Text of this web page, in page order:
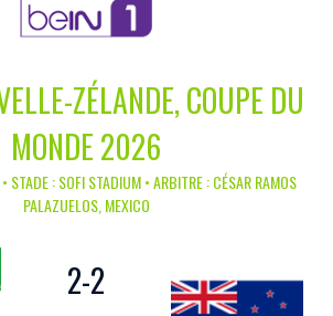
ZÉLANDE, COUPE DU
MONDE 2026
STADE : SOFI STADIUM • ARBITRE : CÉSAR RAMOS
PALAZUELOS, MEXICO
2-2